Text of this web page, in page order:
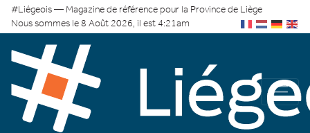
#Liégeois — Magazine de référence pour la Province de Liège
Nous sommes le 8 Août 2026, il est 4:21am